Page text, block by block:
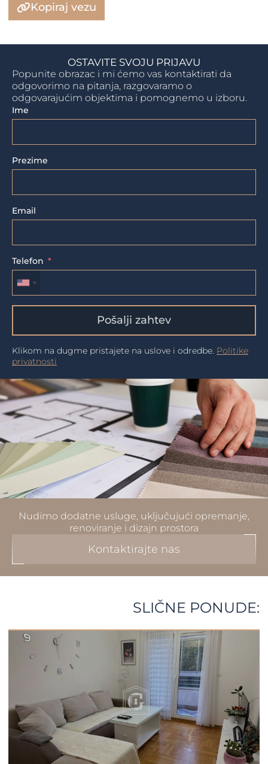
Kopiraj vezu
OSTAVITE SVOJU PRIJAVU
Popunite obrazac i mi ćemo vas kontaktirati da
odgovorimo na pitanja, razgovaramo o
odgovarajućim objektima i pomognemo u izboru.
Ime
Prezime
Email
Telefon
Pošalji zahtev
Klikom na dugme pristajete na uslove i odredbe. Politike
privatnosti
Nudimo dodatne usluge, uključujući opremanje,
renoviranje i dizajn prostora
Kontaktirajte nas
SLIČNE PONUDE: